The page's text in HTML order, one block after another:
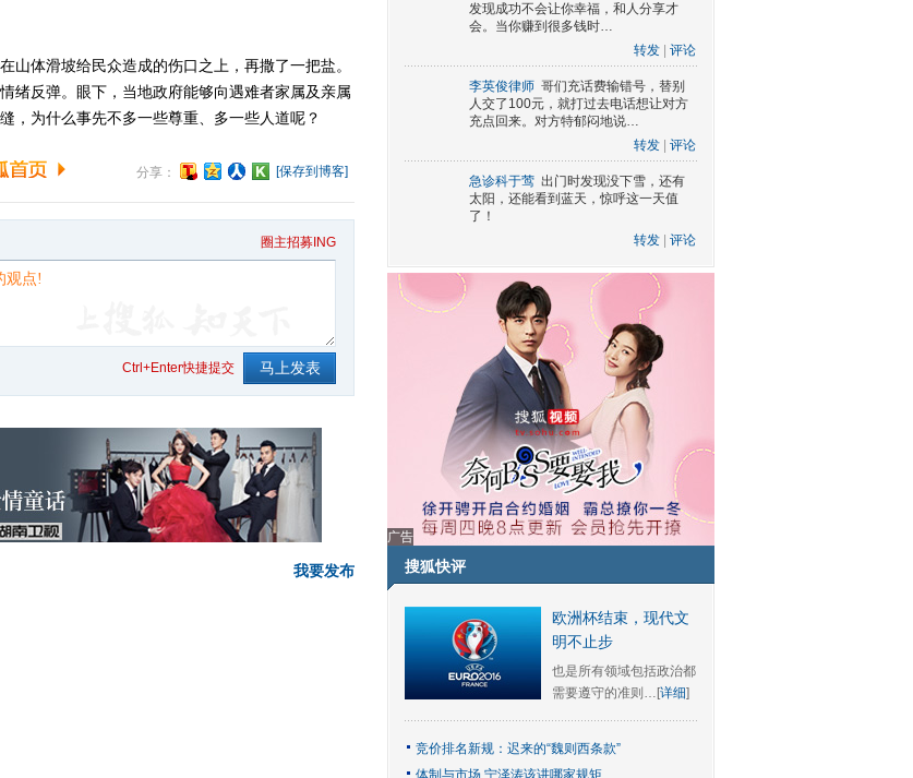
体滑坡给民众造成的伤口之上，再撒了一把盐。
绪反弹。眼下，当地政府能够向遇难者家属及亲属
，为什么事先不多一些尊重、多一些人道呢？
分享： [保存到博客]
圈主招募ING
Ctrl+Enter快捷提交
我要发布
发现成功不会让你幸福，和人分享才
会。当你赚到很多钱时…
转发
评论
李英俊律师 哥们充话费输错号，替别
人交了100元，就打过去电话想让对方
充点回来。对方特郁闷地说…
转发
评论
急诊科于莺 出门时发现没下雪，还有
太阳，还能看到蓝天，惊呼这一天值
了！
转发
评论
广告
搜狐快评
欧洲杯结束，现代文
明不止步
也是所有领域包括政治都
需要遵守的准则…[详细]
竞价排名新规：迟来的“魏则西条款”
体制与市场 宁泽涛该讲哪家规矩